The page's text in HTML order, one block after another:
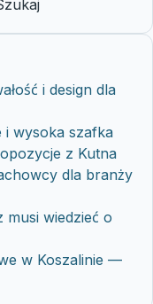
i design dla
i wysoka szafka
z Kutna
dla branży
musi wiedzieć o
w Koszalinie —